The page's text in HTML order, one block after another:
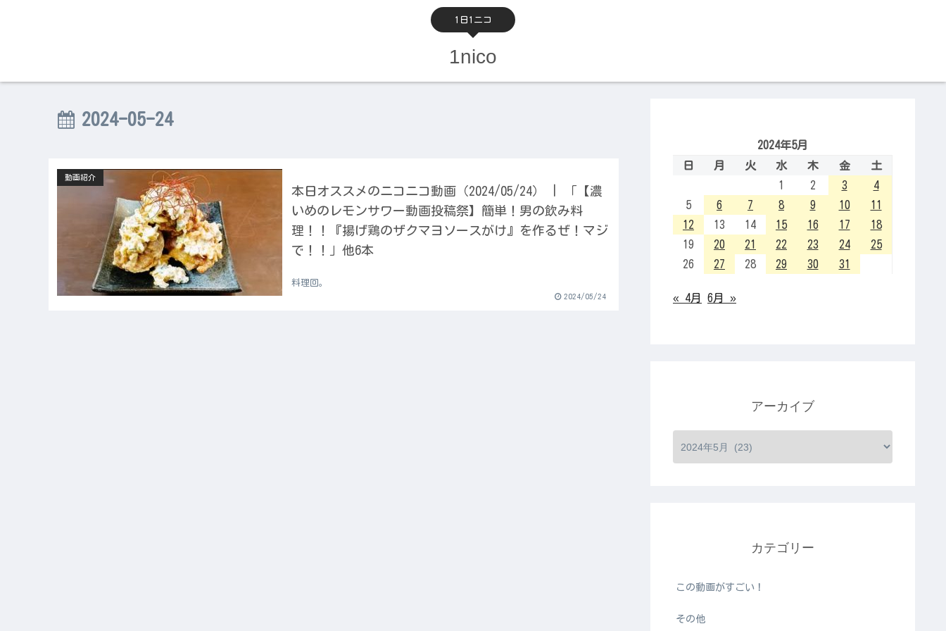
1日1ニコ
1nico
2024-05-24
動画紹介
本日オススメのニコニコ動画（2024/05/24） | 「【濃
いめのレモンサワー動画投稿祭】簡単！男の飲み料
理！！『揚げ鶏のザクマヨソースがけ』を作るぜ！マジ
で！！」他6本
料理回。
2024/05/24
2024年5月
日
月 火 水 木 金
土
1
2 3
4
5
6 7 8 9 10
11
12
13 14 15 16 17
18
19
20 21 22 23 24
25
26
27 28 29 30 31
« 4月 6月 »
アーカイブ
カテゴリー
この動画がすごい！
その他